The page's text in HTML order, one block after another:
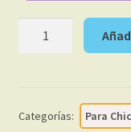
Categorías: Para